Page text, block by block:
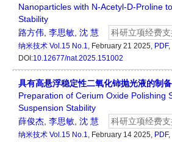
Nanoparticles with N-Acetyl-D-Proline
Stability
路方伟 李思敏 沈 慧 科研立项经费
纳米技术 Vol.15 No.1, February 21 2025, PDF,
DOI:10.12677/nat.2025.151002
具有高悬浮稳定性二氧化铈抛光液的制备
Preparation of Cerium Oxide Polishing
Suspension Stability
薛俊杰 李思敏 沈 慧 科研立项经费
纳米技术 Vol.15 No.1, February 14 2025, PDF,